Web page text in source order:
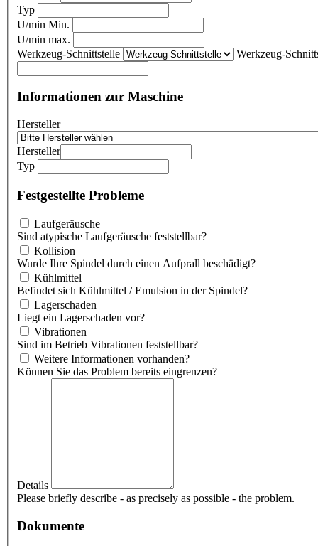
Typ
U/min Min.
U/min max.
Werkzeug-Schnittstelle
Werkzeug-
Informationen zur Maschine
Hersteller
Hersteller
Typ
Festgestellte Probleme
Laufgeräusche
Sind atypische Laufgeräusche feststellbar?
Kollision
Wurde Ihre Spindel durch einen Aufprall beschädigt?
Kühlmittel
Befindet sich Kühlmittel / Emulsion in der Spindel?
Lagerschaden
Liegt ein Lagerschaden vor?
Vibrationen
Sind im Betrieb Vibrationen feststellbar?
Weitere Informationen vorhanden?
Können Sie das Problem bereits eingrenzen?
Details
Please briefly describe - as precisely as possible - the problem.
Dokumente